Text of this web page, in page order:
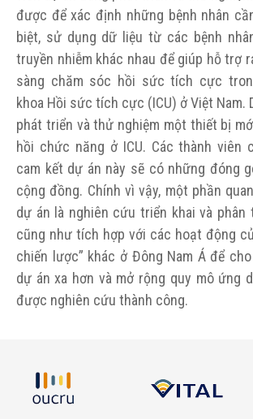
được để xác định những bệnh nhân
biệt, sử dụng dữ liệu từ các bệnh
truyền nhiễm khác nhau để giúp hỗ trợ
sàng chăm sóc hồi sức tích cực
khoa Hồi sức tích cực (ICU) ở Việt Nam.
phát triển và thử nghiệm một thiết bị
hồi chức năng ở ICU. Các thành viên
cam kết dự án này sẽ có những đóng
cộng đồng. Chính vì vậy, một phần
dự án là nghiên cứu triển khai và
cũng như tích hợp với các hoạt động
chiến lược” khác ở Đông Nam Á để
dự án xa hơn và mở rộng quy mô ứng
được nghiên cứu thành công.